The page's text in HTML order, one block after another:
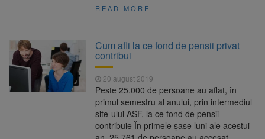
READ MORE
Cum afli la ce fond de pensii privat
contribui
20 august 2019
Peste 25.000 de persoane au aflat, în
primul semestru al anului, prin intermediul
site-ului ASF, la ce fond de pensii
contribuie În primele şase luni ale acestui